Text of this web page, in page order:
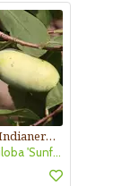
Pawpaw, Indianerbanane
Asimina triloba 'Sunflower'